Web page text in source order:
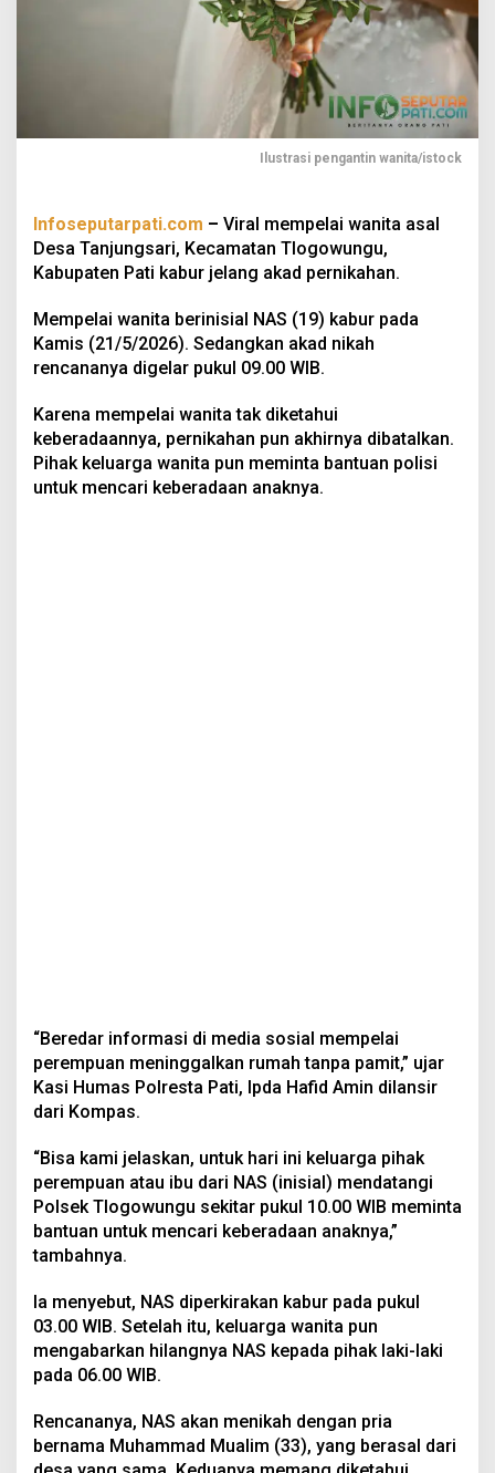
Ilustrasi pengantin wanita/istock
Infoseputarpati.com – Viral mempelai wanita asal
Desa Tanjungsari, Kecamatan Tlogowungu,
Kabupaten Pati kabur jelang akad pernikahan.
Mempelai wanita berinisial NAS (19) kabur pada
Kamis (21/5/2026). Sedangkan akad nikah
rencananya digelar pukul 09.00 WIB.
Karena mempelai wanita tak diketahui
keberadaannya, pernikahan pun akhirnya dibatalkan.
Pihak keluarga wanita pun meminta bantuan polisi
untuk mencari keberadaan anaknya.
“Beredar informasi di media sosial mempelai
perempuan meninggalkan rumah tanpa pamit,” ujar
Kasi Humas Polresta Pati, Ipda Hafid Amin dilansir
dari Kompas.
“Bisa kami jelaskan, untuk hari ini keluarga pihak
perempuan atau ibu dari NAS (inisial) mendatangi
Polsek Tlogowungu sekitar pukul 10.00 WIB meminta
bantuan untuk mencari keberadaan anaknya,”
tambahnya.
Ia menyebut, NAS diperkirakan kabur pada pukul
03.00 WIB. Setelah itu, keluarga wanita pun
mengabarkan hilangnya NAS kepada pihak laki-laki
pada 06.00 WIB.
Rencananya, NAS akan menikah dengan pria
bernama Muhammad Mualim (33), yang berasal dari